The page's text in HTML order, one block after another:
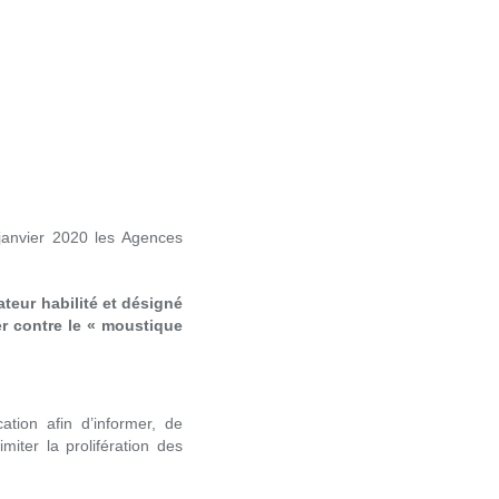
2020 les Agences
habilité et désigné
contre le « moustique
afin d’informer, de
la prolifération des